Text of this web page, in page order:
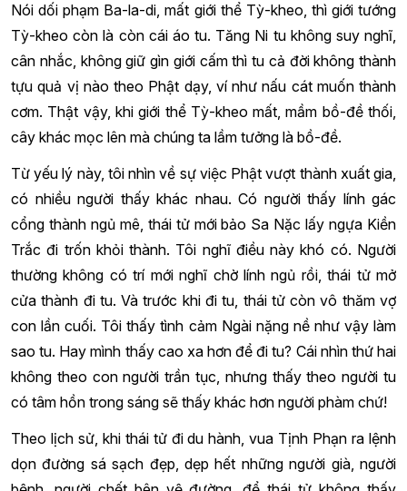
Nói dối phạm Ba-la-di, mất giới thể Tỳ-kheo, thì giới tướng
Tỳ-kheo còn là còn cái áo tu. Tăng Ni tu không suy nghĩ,
cân nhắc, không giữ gìn giới cấm thì tu cả đời không thành
tựu quả vị nào theo Phật dạy, ví như nấu cát muốn thành
cơm. Thật vậy, khi giới thể Tỳ-kheo mất, mầm bồ-đề thối,
cây khác mọc lên mà chúng ta lầm tưởng là bồ-đề.
Từ yếu lý này, tôi nhìn về sự việc Phật vượt thành xuất gia,
có nhiều người thấy khác nhau. Có người thấy lính gác
cổng thành ngủ mê, thái tử mới bảo Sa Nặc lấy ngựa Kiền
Trắc đi trốn khỏi thành. Tôi nghĩ điều này khó có. Người
thường không có trí mới nghĩ chờ lính ngủ rồi, thái tử mở
cửa thành đi tu. Và trước khi đi tu, thái tử còn vô thăm vợ
con lần cuối. Tôi thấy tình cảm Ngài nặng nề như vậy làm
sao tu. Hay mình thấy cao xa hơn để đi tu? Cái nhìn thứ hai
không theo con người trần tục, nhưng thấy theo người tu
có tâm hồn trong sáng sẽ thấy khác hơn người phàm chứ!
Theo lịch sử, khi thái tử đi du hành, vua Tịnh Phạn ra lệnh
dọn đường sá sạch đẹp, dẹp hết những người già, người